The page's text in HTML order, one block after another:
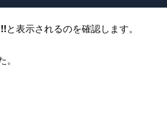
と表示されるのを確認します。